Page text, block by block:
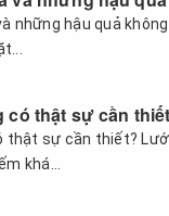
những hậu quả
có thật sự cần
thật sự cần thiết?
khá...